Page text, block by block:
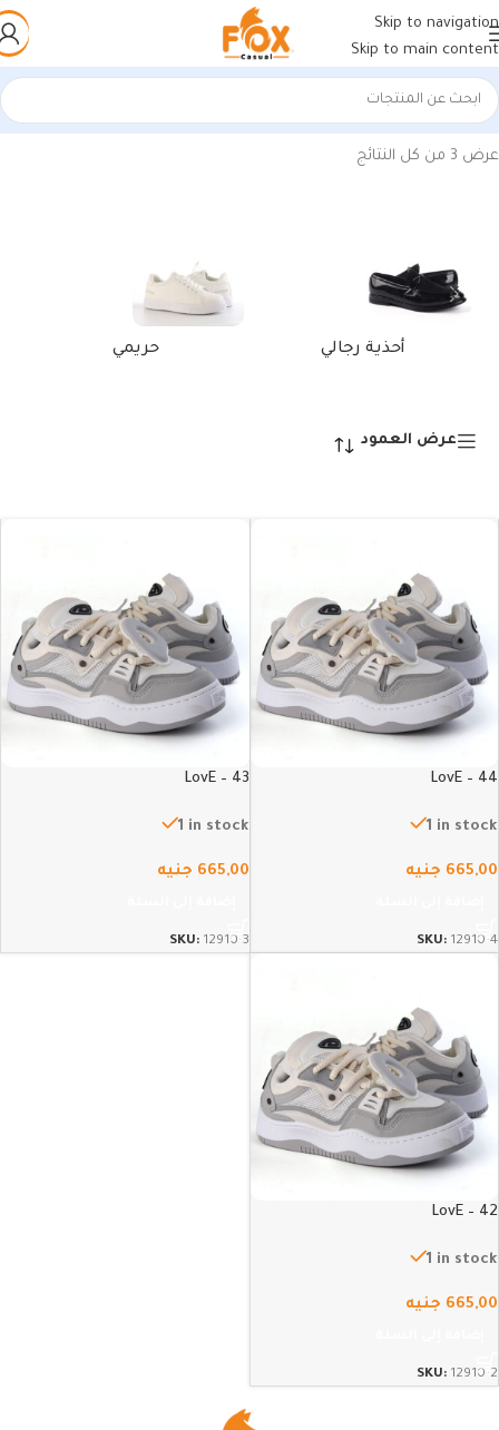
Skip to navigation
Skip to main content
الرئيسية/منتجات تحت الوسم “كوتش Love أبيض*رصاصي”
عرض ⁦3⁩ من كل النتائج
أحذية رجالي حريمي
عرض العمود
LovE – 44
1 in stock
665,00 جنيه
SKU: 12910-4
LovE – 43
1 in stock
665,00 جنيه
SKU: 12910-3
LovE – 42
1 in stock
665,00 جنيه
SKU: 12910-2